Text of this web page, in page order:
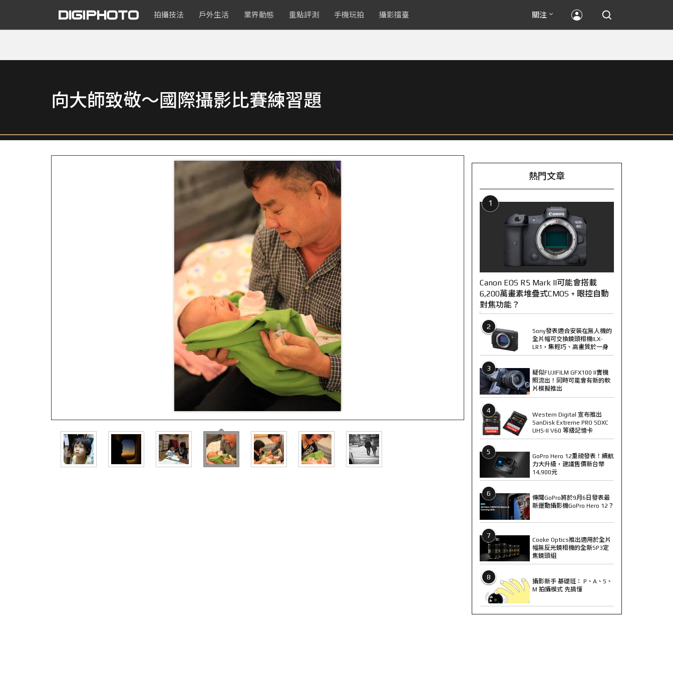
拍攝技法 戶外生活 業界動態 重點評測 手機玩拍 攝影擂臺 關注
向大師致敬～國際攝影比賽練習題
熱門文章
1
Canon EOS R5 Mark II可能會搭載
6,200萬畫素堆疊式CMOS + 眼控自動
對焦功能？
2
Sony發表適合安裝在無人機的
全片幅可交換鏡頭相機ILX-
LR1，集輕巧、高畫質於一身
3
疑似FUJIFILM GFX100 II實機
照流出！同時可能會有新的軟
片模擬推出
4
Western Digital 宣布推出
SanDisk Extreme PRO SDXC
UHS-II V60 等級記憶卡
5
GoPro Hero 12重磅發表！續航
力大升級，建議售價新台幣
14,900元
6
傳聞GoPro將於9月6日發表最
新運動攝影機GoPro Hero 12？
7
Cooke Optics推出適用於全片
幅無反光鏡相機的全新SP3定
焦鏡頭組
8
攝影新手 基礎班： P、A、S、
M 拍攝模式 先搞懂